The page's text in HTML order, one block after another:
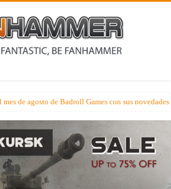
de agosto de Badroll Games con sus